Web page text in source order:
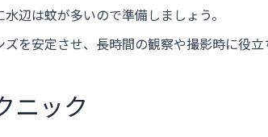
水辺は蚊が多いので準備しましょう。
を安定させ、長時間の観察や撮影時に役立
ニック